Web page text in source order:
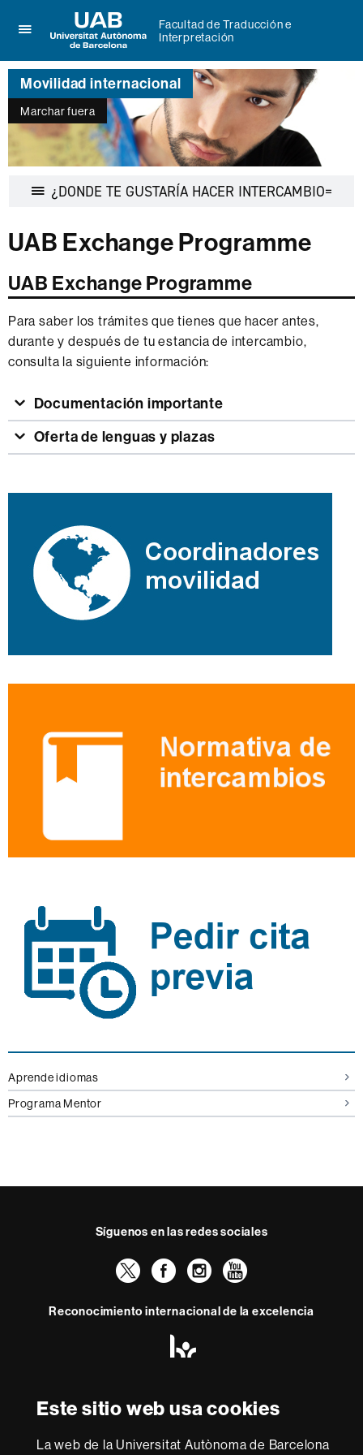
Este sitio web usa cookies
La web de la Universitat Autònoma de Barcelona
aquí
para
desplegar
el
menú
de
Facultad
de
Traducción
Universitat
Autònoma
de
Barcelona
Facultad de Traducción e
Interpretación
Movilidad internacional
Marchar fuera
¿DONDE TE GUSTARÍA HACER INTERCAMBIO=
UAB Exchange Programme
UAB Exchange Programme
Para saber los trámites que tienes que hacer antes,
durante y después de tu estancia de intercambio,
consulta la siguiente información:
Documentación importante
Oferta de lenguas y plazas
Información
complementaria
Aprende idiomas
Programa Mentor
Síguenos en las redes sociales
TwitterFacebook
Instagram
Youtube
Reconocimiento internacional de la excelencia
-
Euraxess
Con la financiación de